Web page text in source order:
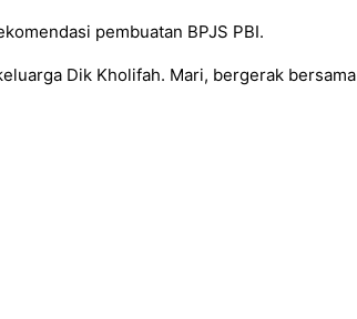
pembuatan BPJS PBI.
Dik Kholifah. Mari, bergerak bersama